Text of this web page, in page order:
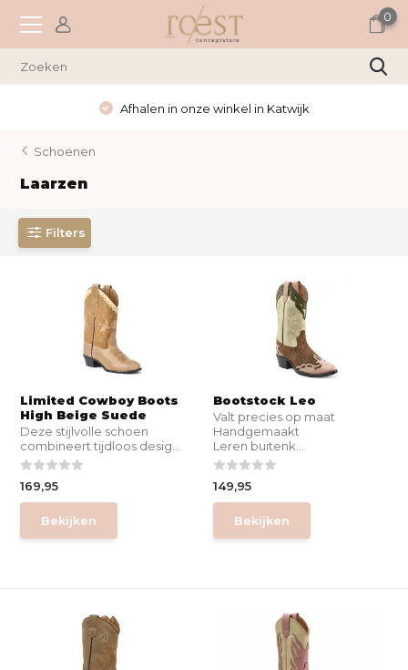
0
Afhalen in onze winkel in Katwijk
Schoenen
Laarzen
Filters
Limited Cowboy Boots
High Beige Suede
Deze stijlvolle schoen
combineert tijdloos desig...
169,95
Bekijken
Bootstock Leo
Valt precies op maat
Handgemaakt
Leren buitenk...
149,95
Bekijken